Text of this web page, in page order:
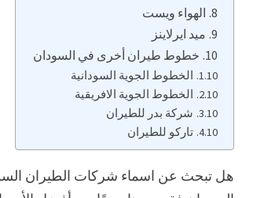
الهواء ويست
ميد ايرلاينز
خطوط طيران أخرى في السودان
الخطوط الجوية السودانية
الخطوط الجوية الافريقية
شركة بدر للطيران
تاركو للطيران
هل تبحث عن اسماء شركات الطيران